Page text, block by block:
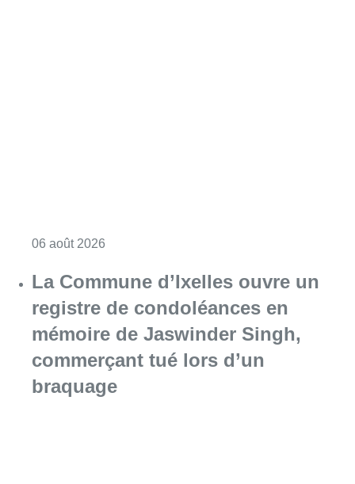
06 août 2026
La Commune d’Ixelles ouvre un
registre de condoléances en
mémoire de Jaswinder Singh,
commerçant tué lors d’un
braquage